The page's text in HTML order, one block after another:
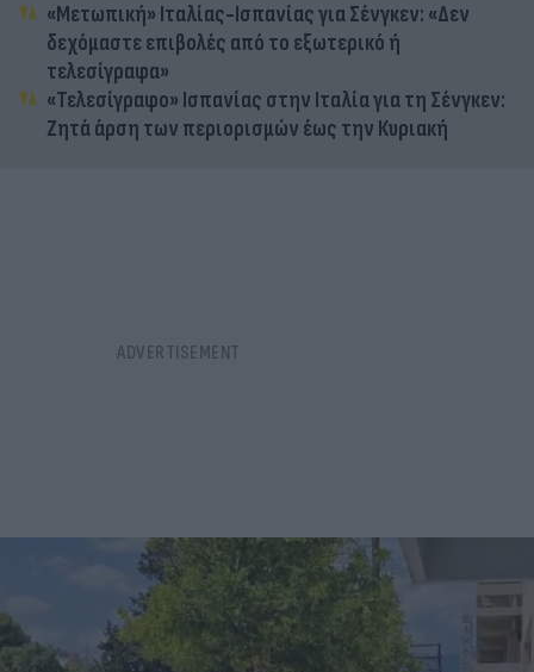
«Μετωπική» Ιταλίας-Ισπανίας για Σένγκεν: «Δεν
δεχόμαστε επιβολές από το εξωτερικό ή
τελεσίγραφα»
«Τελεσίγραφο» Ισπανίας στην Ιταλία για τη Σένγκεν:
Ζητά άρση των περιορισμών έως την Κυριακή